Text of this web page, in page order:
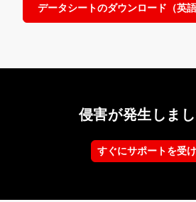
データシートのダウンロード（英語
侵害が発生しま
すぐにサポートを受